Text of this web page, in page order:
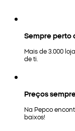
Sempre perto
Mais de 3.000
de ti.
Preços
Na Pepco
baixos!